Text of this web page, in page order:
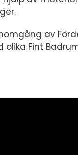
av
olika Fint